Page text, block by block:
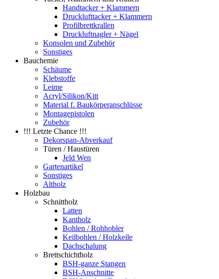
Handtacker + Klammern
Drucklufttacker + Klammern
Profilbrettkrallen
Druckluftnagler + Nägel
Konsolen und Zubehör
Sonstiges
Bauchemie
Schäume
Klebstoffe
Leime
Acryl/Silikon/Kitt
Material f. Baukörperanschlüsse
Montagepistolen
Zubehör
!!! Letzte Chance !!!
Dekorspan-Abverkauf
Türen / Haustüren
Jeld Wen
Gartenartikel
Sonstiges
Altholz
Holzbau
Schnittholz
Latten
Kantholz
Bohlen / Rohhobler
Keilbohlen / Holzkeile
Dachschalung
Brettschichtholz
BSH-ganze Stangen
BSH-Anschnitte